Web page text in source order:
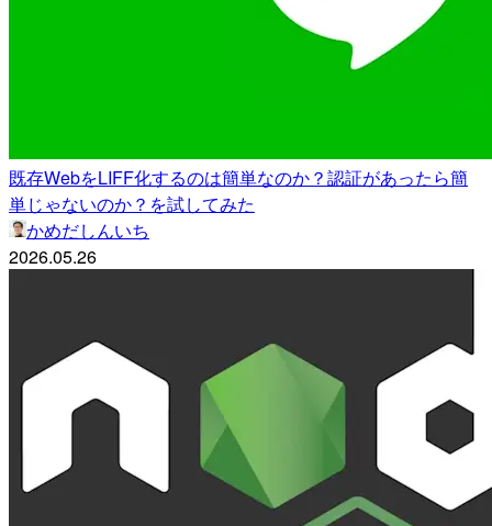
既存WebをLIFF化するのは簡単なのか？認証があったら簡
単じゃないのか？を試してみた
かめだしんいち
2026.05.26